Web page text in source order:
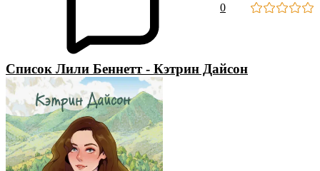
0
Список Лили Беннетт - Кэтрин Дайсон